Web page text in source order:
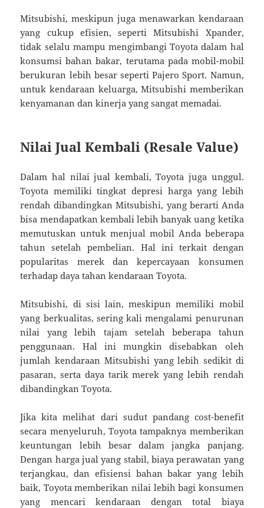
Mitsubishi, meskipun juga menawarkan kendaraan
yang cukup efisien, seperti Mitsubishi Xpander,
tidak selalu mampu mengimbangi Toyota dalam hal
konsumsi bahan bakar, terutama pada mobil-mobil
berukuran lebih besar seperti Pajero Sport. Namun,
untuk kendaraan keluarga, Mitsubishi memberikan
kenyamanan dan kinerja yang sangat memadai.
Nilai Jual Kembali (Resale Value)
Dalam hal nilai jual kembali, Toyota juga unggul.
Toyota memiliki tingkat depresi harga yang lebih
rendah dibandingkan Mitsubishi, yang berarti Anda
bisa mendapatkan kembali lebih banyak uang ketika
memutuskan untuk menjual mobil Anda beberapa
tahun setelah pembelian. Hal ini terkait dengan
popularitas merek dan kepercayaan konsumen
terhadap daya tahan kendaraan Toyota.
Mitsubishi, di sisi lain, meskipun memiliki mobil
yang berkualitas, sering kali mengalami penurunan
nilai yang lebih tajam setelah beberapa tahun
penggunaan. Hal ini mungkin disebabkan oleh
jumlah kendaraan Mitsubishi yang lebih sedikit di
pasaran, serta daya tarik merek yang lebih rendah
dibandingkan Toyota.
Jika kita melihat dari sudut pandang cost-benefit
secara menyeluruh, Toyota tampaknya memberikan
keuntungan lebih besar dalam jangka panjang.
Dengan harga jual yang stabil, biaya perawatan yang
terjangkau, dan efisiensi bahan bakar yang lebih
baik, Toyota memberikan nilai lebih bagi konsumen
yang mencari kendaraan dengan total biaya